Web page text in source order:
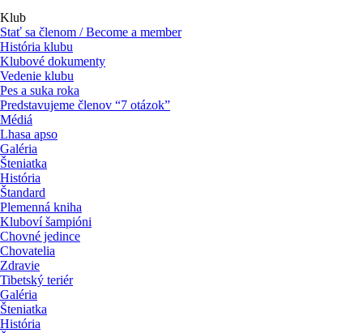
Klub
Stať sa členom / Become a member
História klubu
Klubové dokumenty
Vedenie klubu
Pes a suka roka
Predstavujeme členov “7 otázok”
Médiá
Lhasa apso
Galéria
Šteniatka
História
Štandard
Plemenná kniha
Kluboví šampióni
Chovné jedince
Chovatelia
Zdravie
Tibetský teriér
Galéria
Šteniatka
História